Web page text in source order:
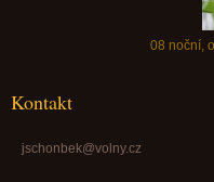
08 noční,
Kontakt
jschonbek@volny.cz